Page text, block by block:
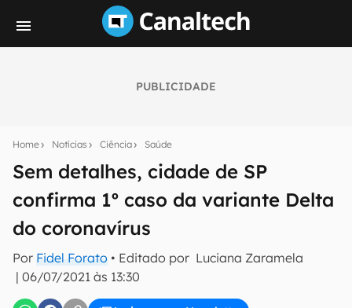
PUBLICIDADE
Home Notícias Ciência Saúde
Sem detalhes, cidade de SP
confirma 1º caso da variante Delta
do coronavírus
Por Fidel Forato • Editado por Luciana Zaramela
| 06/07/2021 às 13:30
notícias e reviews sobre tecnologia em primeira
E-mail
inscreva-se